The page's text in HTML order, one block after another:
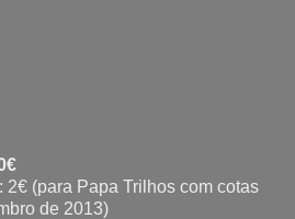
2€ (para Papa Trilhos com cotas
de 2013)